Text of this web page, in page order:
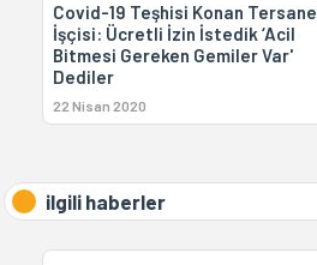
Covid-19 Teşhisi Konan Tersane
İşçisi: Ücretli İzin İstedik ‘Acil
Bitmesi Gereken Gemiler Var'
Dediler
22 Nisan 2020
ilgili haberler